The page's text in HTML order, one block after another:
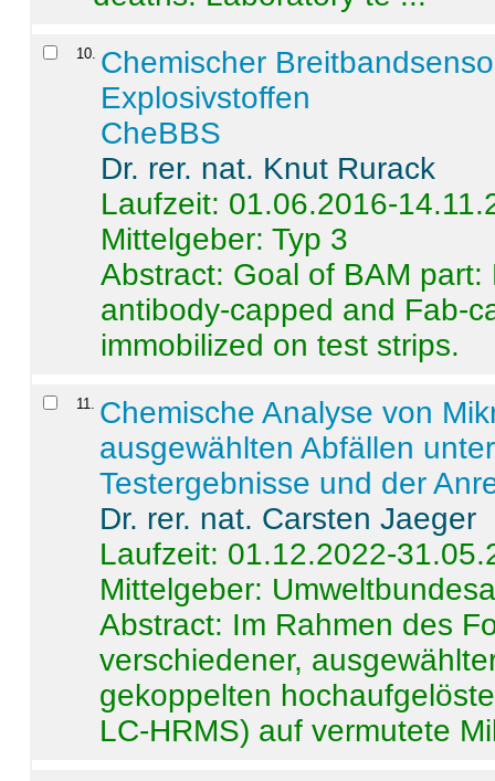
10 Chemischer
Explosivstoffen
CheBBS
Dr. rer. nat. Knut Rurack
Laufzeit: 01.06.2016-
Mittelgeber: Typ 3
Abstract: Goal of BAM
antibody-capped and Fab-
immobilized on test strips.
11
Chemische Analyse von
ausgewählten Abfällen
Testergebnisse und der
Dr. rer. nat. Carsten Jaeger
Laufzeit: 01.12.2022-
Mittelgeber:
Abstract: Im Rahmen des
verschiedener,
gekoppelten
LC-HRMS) auf vermutete